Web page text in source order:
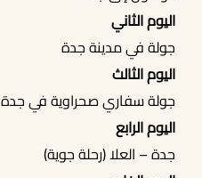
اليوم الثاني
جولة في مدينة جدة
اليوم الثالث
جولة سفاري صحراوية في جدة
اليوم الرابع
جدة – العلا (رحلة جوية)